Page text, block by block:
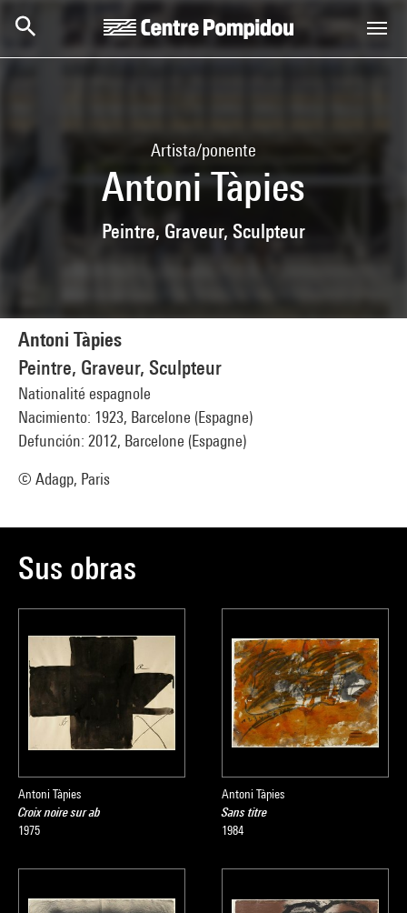
Artista/ponente
Antoni Tàpies
Peintre, Graveur, Sculpteur
Antoni Tàpies
Peintre, Graveur, Sculpteur
Nationalité espagnole
Nacimiento: 1923, Barcelone (Espagne)
Defunción: 2012, Barcelone (Espagne)
© Adagp, Paris
Sus obras
Antoni Tàpies
Croix noire sur ab
1975
Antoni Tàpies
Sans titre
1984